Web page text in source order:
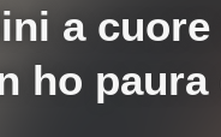
a
ho paura